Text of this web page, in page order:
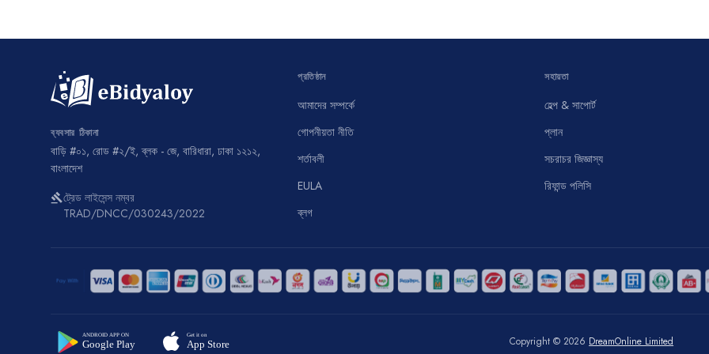
ব্যবসার ঠিকানা
বাড়ি #০১, রোড #২/ই, ব্লক - জে, বারিধারা, ঢাকা ১২১২,
বাংলাদেশ
gavelট্রেড লাইসেন্স নম্বর
TRAD/DNCC/030243/2022
প্রতিষ্ঠান
আমাদের সম্পর্কে
গোপনীয়তা নীতি
শর্তাবলী
EULA
ব্লগ
সহায়তা
হেল্প & সাপোর্ট
প্লান
সচরাচর জিজ্ঞাস্য
রিফান্ড পলিসি
Copyright © 2026 DreamOnline Limited